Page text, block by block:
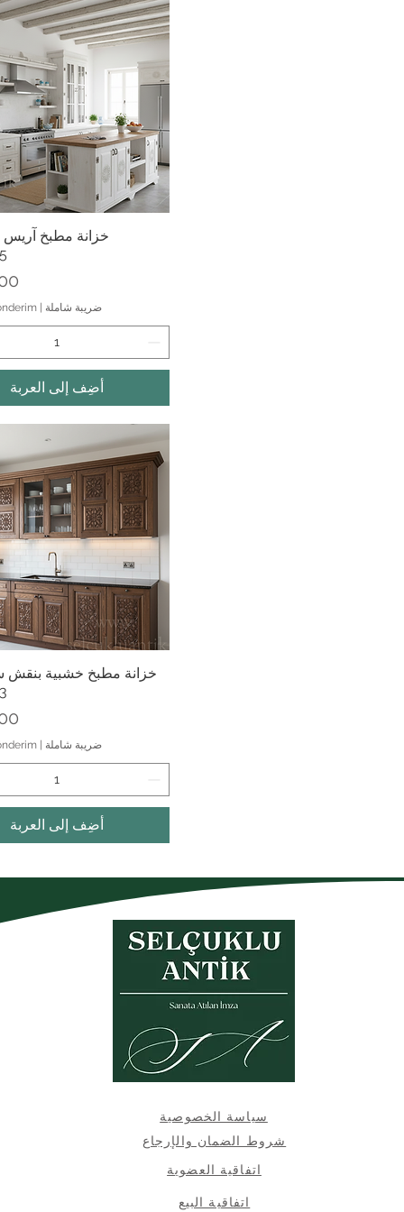
العرض السريع
خزانة مطبخ آريس
ضريبة شاملة
أضِف إلى العربة
العرض السريع
خزانة مطبخ خشبية
ضريبة شاملة
أضِف إلى العربة
سياسة الخصوصية
شروط الضمان والإرجاع
اتفاقية العضوية
اتفاقية البيع